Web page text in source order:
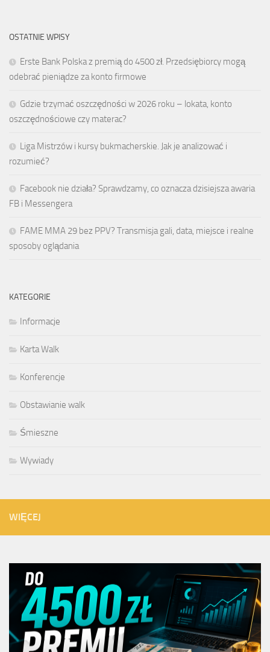
OSTATNIE WPISY
Erste Bank Polska z premią do 4500 zł. Przedsiębiorcy mogą
odebrać pieniądze za konto firmowe
Gdzie trzymać oszczędności w 2026 roku – lokata, konto
oszczędnościowe czy materac?
Liga Mistrzów i kursy bukmacherskie. Jak je analizować i
rozumieć?
Facebook nie działa? Sprawdzamy, co oznacza dzisiejsza awaria
FB i Messengera
FAME MMA 29 bez PPV? Transmisja gali, data, miejsce i realne
sposoby oglądania
KATEGORIE
Informacje
Karta Walk
Konferencje
Obstawianie walk
Śmieszne
Wywiady
WIĘCEJ